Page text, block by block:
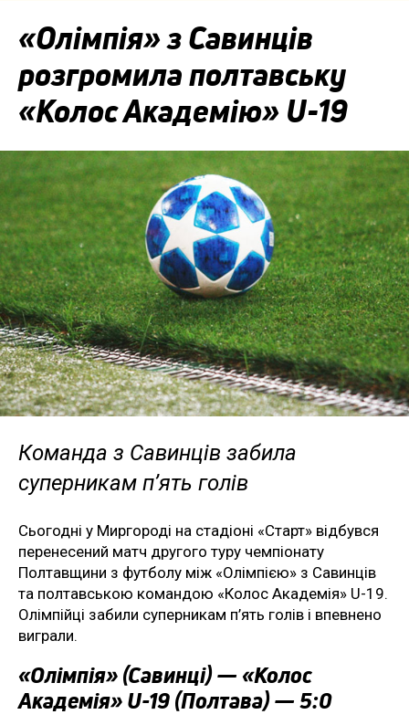
«Олімпія» з Савинців
розгромила полтавську
«Колос Академію» U-19
Команда з Савинців забила
суперникам п’ять голів
Сьогодні у Миргороді на стадіоні «Старт» відбувся
перенесений матч другого туру чемпіонату
Полтавщини з футболу між «Олімпією» з Савинців
та полтавською командою «Колос Академія» U-19.
Олімпійці забили суперникам п’ять голів і впевнено
виграли.
«Олімпія» (Савинці) — «Колос
Академія» U-19 (Полтава) — 5:0